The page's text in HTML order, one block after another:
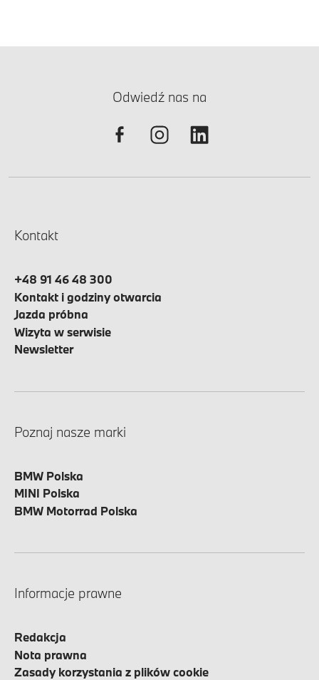
Odwiedź nas na
Kontakt
+48 91 46 48 300
Kontakt i godziny otwarcia
Jazda próbna
Wizyta w serwisie
Newsletter
Poznaj nasze marki
BMW Polska
MINI Polska
BMW Motorrad Polska
Informacje prawne
Redakcja
Nota prawna
Zasady korzystania z plików cookie